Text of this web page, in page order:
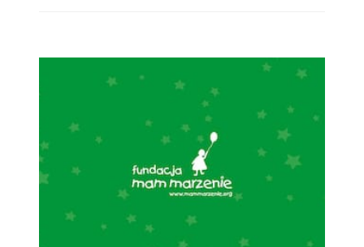
po raz pierwszy zorganizował „Magię
Marzeń”. Pomysł na[...]